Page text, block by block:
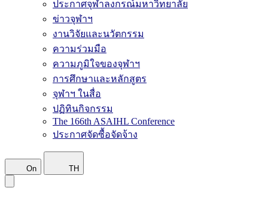
ประกาศจุฬาลงกรณ์มหาวิทยาลัย
ข่าวจุฬาฯ
งานวิจัยและนวัตกรรม
ความร่วมมือ
ความภูมิใจของจุฬาฯ
การศึกษาและหลักสูตร
จุฬาฯ ในสื่อ
ปฏิทินกิจกรรม
The 166th ASAIHL Conference
ประกาศจัดซื้อจัดจ้าง
On TH